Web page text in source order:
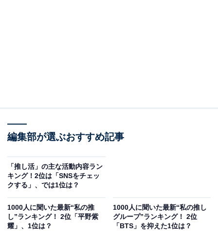
で推し活を楽しむとなると、月1000円〜5000円を予算に
また、「独身時代はもっとお金を掛けていたが、結婚し
自由に使えるお金が減ったため」（30代女性／東京都）
といった生活スタイルの変化により、推し活へ使うお金
も変動したという意見も見られました。
編集部が選ぶおすすめ記事
「推し活」の主な活動内容ラン
キング！2位は「SNSをチェッ
クする」、では1位は？
1000人に聞いた最新“私の推
し”ランキング！ 2位「平野紫
耀」、1位は？
1000人に聞いた最新“私の推し
グループ”ランキング！ 2位
「BTS」を抑えた1位は？